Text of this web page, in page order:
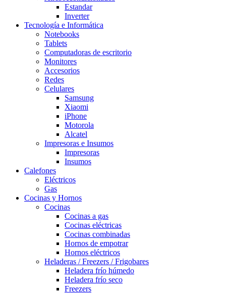
Estandar
Inverter
Tecnología e Informática
Notebooks
Tablets
Computadoras de escritorio
Monitores
Accesorios
Redes
Celulares
Samsung
Xiaomi
iPhone
Motorola
Alcatel
Impresoras e Insumos
Impresoras
Insumos
Calefones
Eléctricos
Gas
Cocinas y Hornos
Cocinas
Cocinas a gas
Cocinas eléctricas
Cocinas combinadas
Hornos de empotrar
Hornos eléctricos
Heladeras / Freezers / Frigobares
Heladera frío húmedo
Heladera frío seco
Freezers